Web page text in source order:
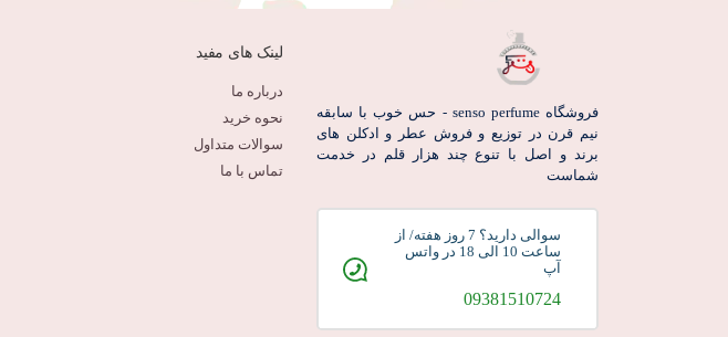
فروشگاه senso perfume - حس خوب با سابقه
نیم قرن در توزیع و فروش عطر و ادکلن های
برند و اصل با تنوع چند هزار قلم در خدمت
شماست
سوالی دارید؟ 7 روز هفته/ از
ساعت 10 الی 18 در واتس
آپ
09381510724
لینک های مفید
درباره ما
نحوه خرید
سوالات متداول
تماس با ما